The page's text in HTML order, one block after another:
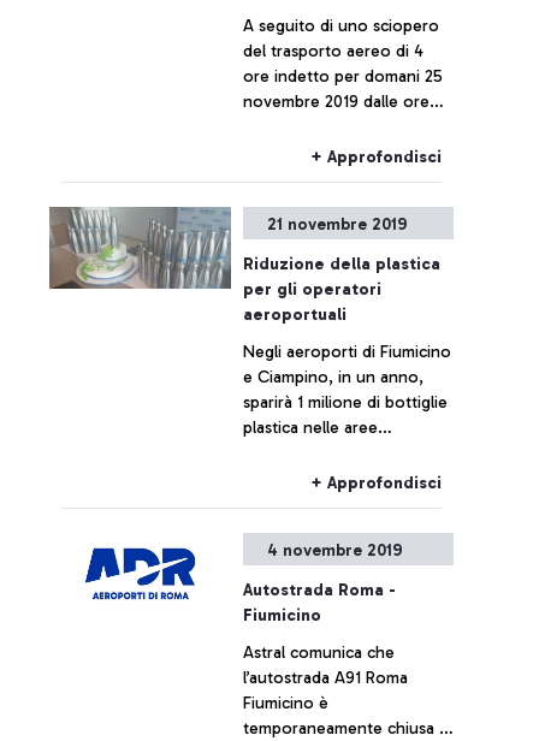
A seguito di uno sciopero
del trasporto aereo di 4
ore indetto per domani 25
novembre 2019 dalle ore
potrebbero subire ritardi o
cancellazioni.
+ Approfondisci
21 novembre 2019
Riduzione della plastica
per gli operatori
aeroportuali
Negli aeroporti di Fiumicino
e Ciampino, in un anno,
sparirà 1 milione di bottiglie
plastica nelle aree
loro posto 3000 borracce
ed erogatori di acqua
potabile refrigerante e
pretrattata
+ Approfondisci
4 novembre 2019
Autostrada Roma -
Fiumicino
Astral comunica che
l’autostrada A91 Roma
Fiumicino è
temporaneamente chiusa in